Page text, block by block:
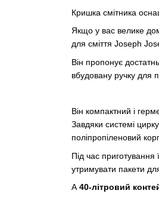
Кришка смітника
Якщо у вас велике
для сміття Joseph
Він пропонує
вбудовану ручку для
Він компактний і
Завдяки системі
поліпропіленовий
Під час приготування
утримувати пакети
А40-літровий